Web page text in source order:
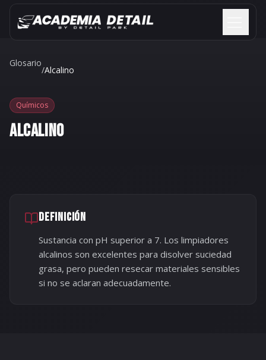
Glosario
/Alcalino
Químicos
ALCALINO
DEFINICIÓN
Sustancia con pH superior a 7. Los limpiadores
alcalinos son excelentes para disolver suciedad
grasa, pero pueden resecar materiales sensibles
si no se aclaran adecuadamente.